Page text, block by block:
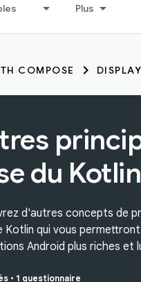
Plus
COMPOSE
du Kotlin
d'autres concepts de
Kotlin qui vous
Android plus riches et
• 1 questionnaire